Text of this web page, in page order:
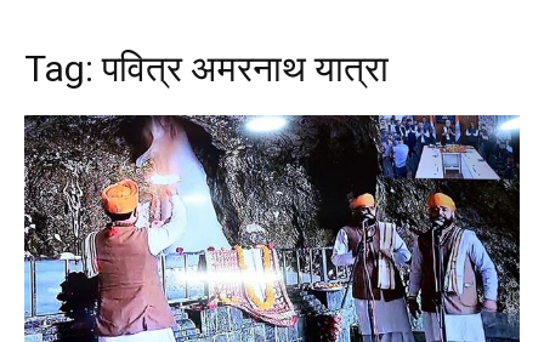
Tag:पवित्र अमरनाथ यात्रा